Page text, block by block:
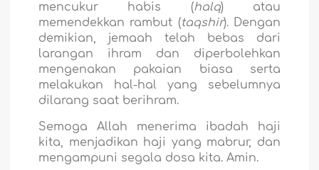
mencukur habis (halq) atau
memendekkan rambut (taqshir). Dengan
demikian, jemaah telah bebas dari
larangan ihram dan diperbolehkan
mengenakan pakaian biasa serta
melakukan hal-hal yang sebelumnya
dilarang saat berihram.
Semoga Allah menerima ibadah haji
kita, menjadikan haji yang mabrur, dan
mengampuni segala dosa kita. Amin.